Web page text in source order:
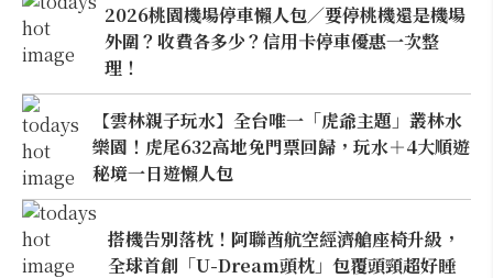
2026桃園機場停車懶人包／要停桃機還是機場
外圍？收費各多少？信用卡停車優惠一次整
理！
【雲林親子玩水】全台唯一「虎爺主題」叢林水
樂園！虎尾632高地免門票回歸，玩水＋4大順遊
秘境一日遊懶人包
搭機告別落枕！阿聯酋航空經濟艙座椅升級，
全球首創「U-Dream頭枕」包覆頭頸超好睡